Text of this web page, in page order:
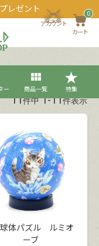
レゼント
アカウント
カート
0
ー 商品一覧 特集
価格が高い順
11件中 1-11件表示
体パズル ルミオ
ーブ